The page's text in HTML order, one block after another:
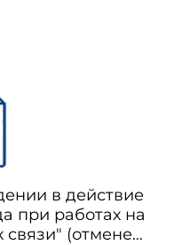
врача РФ
2.1.4.1175-02
к качеству
охрана
в действие
при работах на
(отменен